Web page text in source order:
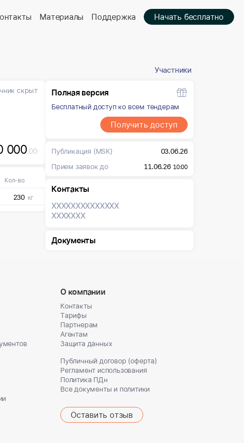
Материалы Поддержка Начать бесплатно
Участники
скрыт
000.00
Кол-во
230 кг
Полная версия
Бесплатный доступ ко всем тендерам
Получить доступ
Публикация (MSK)
03.06.26
Прием заявок до
11.06.26 10:00
Контакты
XXXXXXXXXXXXXX
XXXXXXX
Документы
О компании
Контакты
Тарифы
Партнерам
Агентам
Защита данных
Публичный договор (оферта)
Регламент использования
Политика ПДн
Все документы и политики
Оставить отзыв